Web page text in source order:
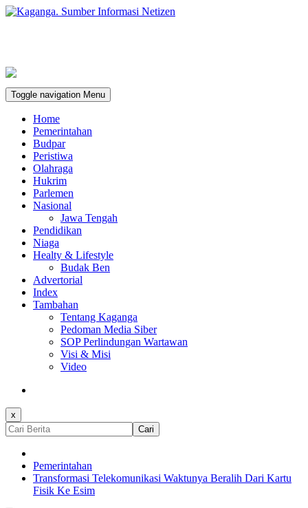
Toggle navigation Menu
Home
Pemerintahan
Budpar
Peristiwa
Olahraga
Hukrim
Parlemen
Nasional
Jawa Tengah
Pendidikan
Niaga
Healty & Lifestyle
Budak Ben
Advertorial
Index
Tambahan
Tentang Kaganga
Pedoman Media Siber
SOP Perlindungan Wartawan
Visi & Misi
Video
x
Cari
Pemerintahan
Transformasi Telekomunikasi Waktunya Beralih Dari Kartu
Fisik Ke Esim